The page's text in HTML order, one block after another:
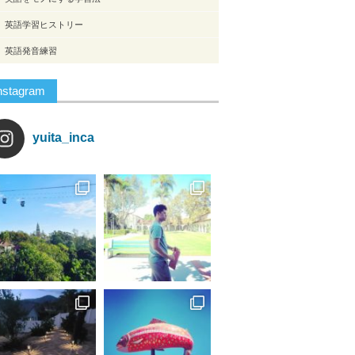
英語学習ヒストリー
英語発音練習
yuita_inca